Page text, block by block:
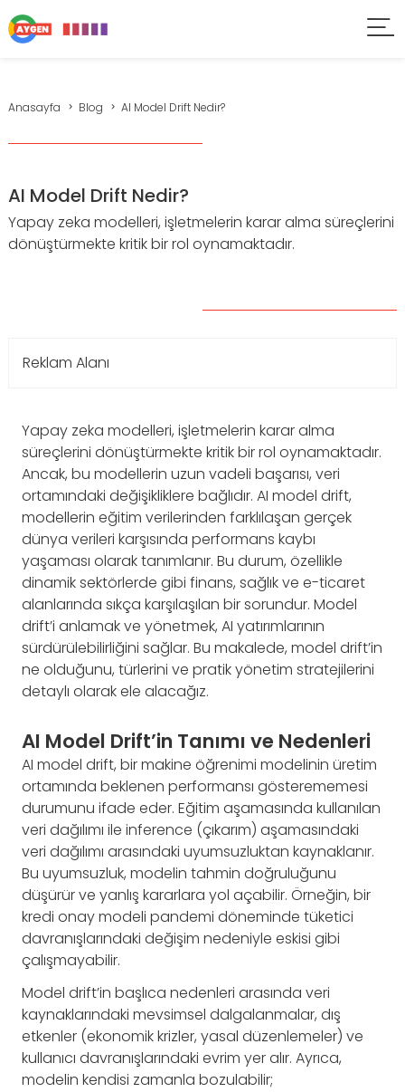
Anasayfa Blog AI Model Drift Nedir?
AI Model Drift Nedir?
Yapay zeka modelleri, işletmelerin karar alma süreçlerini
dönüştürmekte kritik bir rol oynamaktadır.
Reklam Alanı
Yapay zeka modelleri, işletmelerin karar alma
süreçlerini dönüştürmekte kritik bir rol oynamaktadır.
Ancak, bu modellerin uzun vadeli başarısı, veri
ortamındaki değişikliklere bağlıdır. AI model drift,
modellerin eğitim verilerinden farklılaşan gerçek
dünya verileri karşısında performans kaybı
yaşaması olarak tanımlanır. Bu durum, özellikle
dinamik sektörlerde gibi finans, sağlık ve e-ticaret
alanlarında sıkça karşılaşılan bir sorundur. Model
drift’i anlamak ve yönetmek, AI yatırımlarının
sürdürülebilirliğini sağlar. Bu makalede, model drift’in
ne olduğunu, türlerini ve pratik yönetim stratejilerini
detaylı olarak ele alacağız.
AI Model Drift’in Tanımı ve Nedenleri
AI model drift, bir makine öğrenimi modelinin üretim
ortamında beklenen performansı gösterememesi
durumunu ifade eder. Eğitim aşamasında kullanılan
veri dağılımı ile inference (çıkarım) aşamasındaki
veri dağılımı arasındaki uyumsuzluktan kaynaklanır.
Bu uyumsuzluk, modelin tahmin doğruluğunu
düşürür ve yanlış kararlara yol açabilir. Örneğin, bir
kredi onay modeli pandemi döneminde tüketici
davranışlarındaki değişim nedeniyle eskisi gibi
çalışmayabilir.
Model drift’in başlıca nedenleri arasında veri
kaynaklarındaki mevsimsel dalgalanmalar, dış
etkenler (ekonomik krizler, yasal düzenlemeler) ve
kullanıcı davranışlarındaki evrim yer alır. Ayrıca,
modelin kendisi zamanla bozulabilir;